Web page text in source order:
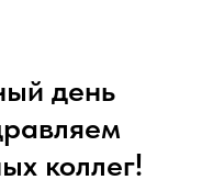
день
коллег!